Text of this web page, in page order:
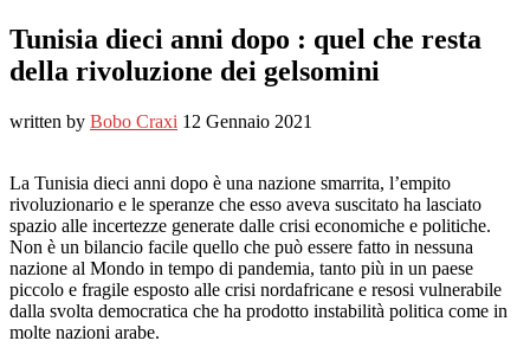
Tunisia dieci anni dopo : quel che resta
della rivoluzione dei gelsomini
written by Bobo Craxi 12 Gennaio 2021
La Tunisia dieci anni dopo è una nazione smarrita, l’empito
rivoluzionario e le speranze che esso aveva suscitato ha lasciato
spazio alle incertezze generate dalle crisi economiche e politiche.
Non è un bilancio facile quello che può essere fatto in nessuna
nazione al Mondo in tempo di pandemia, tanto più in un paese
piccolo e fragile esposto alle crisi nordafricane e resosi vulnerabile
dalla svolta democratica che ha prodotto instabilità politica come in
molte nazioni arabe.